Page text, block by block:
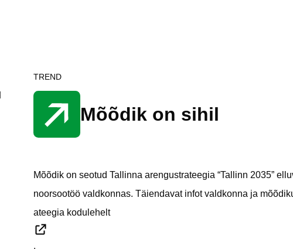
TREND
Mõõdik on sihil
Mõõdik on seotud Tallinna arengustrateegia “Tallinn 2035”
noorsootöö valdkonnas. Täiendavat infot valdkonna ja
ateegia kodulehelt
.